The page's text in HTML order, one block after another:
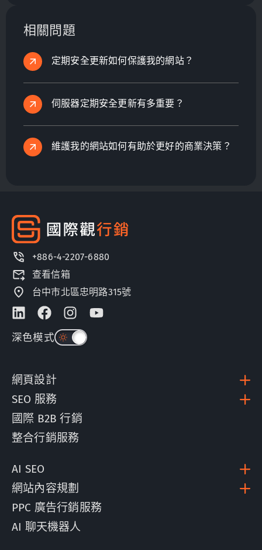
動的決策。
相關問題
定期安全更新如何保護我的網站？
伺服器定期安全更新有多重要？
維護我的網站如何有助於更好的商業決策？
+886-4-2207-6880
查看信箱
台中市北區忠明路315號
深色模式
網頁設計
SEO 服務
國際 B2B 行銷
整合行銷服務
AI SEO
網站內容規劃
PPC 廣告行銷服務
AI 聊天機器人